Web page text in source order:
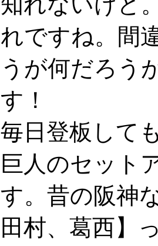
れですね。間
うが何だろう
す！
毎日登板して
巨人のセット
す。昔の阪神
田村、葛西】